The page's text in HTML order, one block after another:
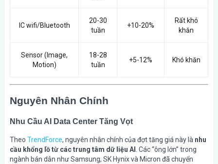
IC wifi/Bluetooth
20-30
tuần
+10-20%
Rất khó
khăn
Sensor (Image,
Motion)
18-28
tuần
+5-12% Khó khăn
Nguyên Nhân Chính
Nhu Cầu AI Data Center Tăng Vọt
Theo TrendForce, nguyên nhân chính của đợt tăng giá này là nhu
cầu khổng lồ từ các trung tâm dữ liệu AI
. Các “ông lớn” trong
ngành bán dẫn như Samsung, SK Hynix và Micron đã chuyển